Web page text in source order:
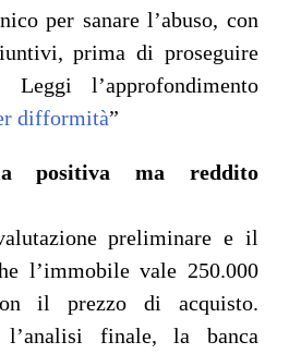
per sanare l’abuso, con
prima di proseguire
l’approfondimento
difformità”
positiva ma reddito
preliminare e il
l’immobile vale 250.000
il prezzo di acquisto.
l’analisi finale, la banca